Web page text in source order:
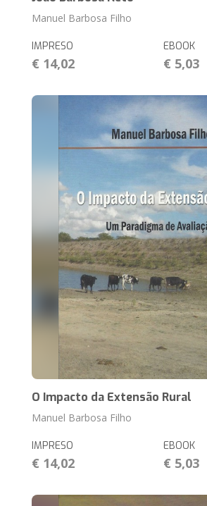
Manuel Barbosa Filho
IMPRESO
€ 14,02
EBOOK
€ 5,03
O Impacto da Extensão Rural
Manuel Barbosa Filho
IMPRESO
€ 14,02
EBOOK
€ 5,03